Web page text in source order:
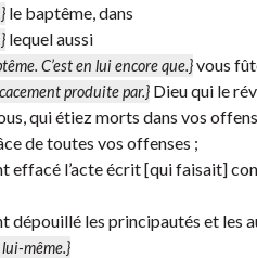
le baptême, dans
lequel aussi
C’est en lui encore que.}vous
produite par.} Dieu qui le
qui étiez morts dans vos
de toutes vos offenses ;
effacé l’acte écrit [qui faisait]
dépouillé les principautés et les
même.}